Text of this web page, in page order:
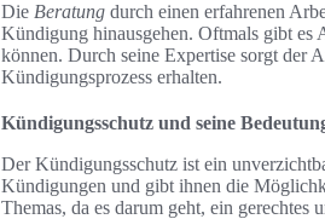
Die Beratung durch einen erfahrenen
Kündigung hinausgehen. Oftmals gibt es
können. Durch seine Expertise sorgt der
Kündigungsprozess erhalten.
Kündigungsschutz und seine
Der Kündigungsschutz ist ein
Kündigungen und gibt ihnen die
Themas, da es darum geht, ein gerechtes